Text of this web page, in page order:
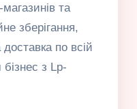
та
зберігання,
по всій
з Lp-